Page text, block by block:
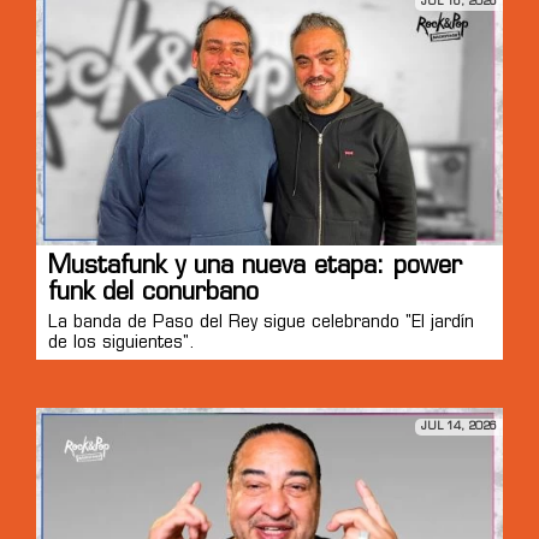
Mustafunk y una nueva etapa: power
funk del conurbano
La banda de Paso del Rey sigue celebrando "El jardín
de los siguientes".
JUL 14, 2026